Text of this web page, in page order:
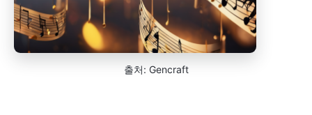
출처: Gencraft